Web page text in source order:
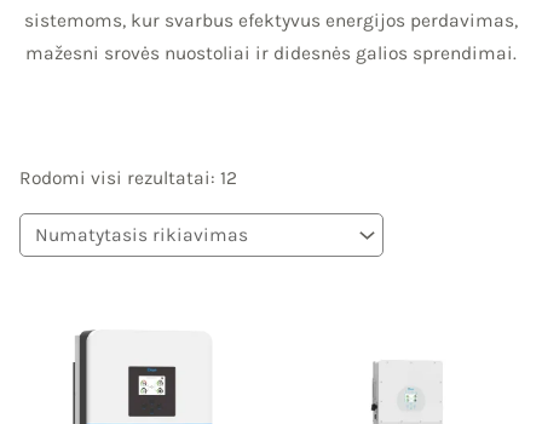
sistemoms, kur svarbus efektyvus energijos perdavimas,
mažesni srovės nuostoliai ir didesnės galios sprendimai.
Rodomi visi rezultatai: 12